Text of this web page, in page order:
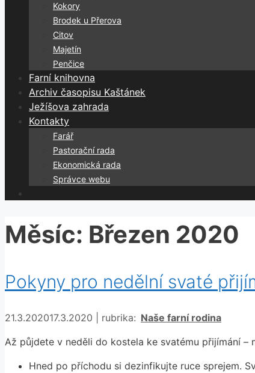
Kokory
Brodek u Přerova
Citov
Majetín
Penčice
Farní knihovna
Archiv časopisu Kaštánek
Ježíšova zahrada
Kontakty
Farář
Pastorační rada
Ekonomická rada
Správce webu
Měsíc: Březen 2020
Pokyny pro nedělní svaté
21.3.202017.3.2020 rubrika: Rubriky
Naše farní rodina
Až půjdete v neděli do kostela ke svatému přijímání
Hned po příchodu si dezinfikujte ruce sprejem.